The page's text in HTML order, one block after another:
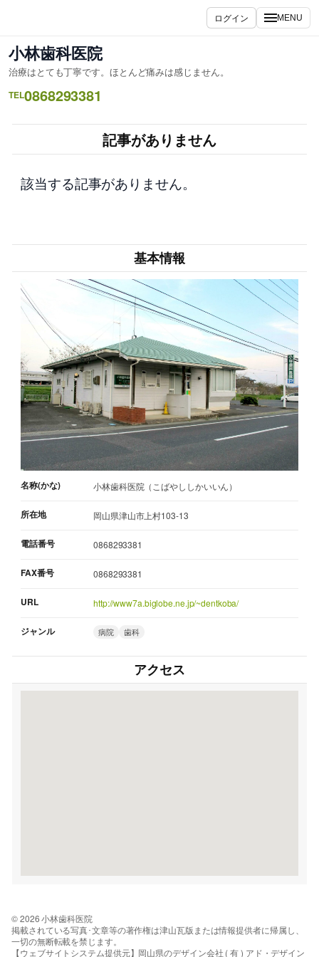
ス
キ
ッ
ログイン MENU
小林歯科医院
治療はとても丁寧です。ほとんど痛みは感じません。
TEL0868293381
記事がありません
該当する記事がありません。
基本情報
名称(かな) 小林歯科医院（こばやししかいいん）
所在地 岡山県津山市上村103-13
電話番号 0868293381
FAX番号 0868293381
URL http://www7a.biglobe.ne.jp/~dentkoba/
ジャンル 病院 歯科
アクセス
© 2026 小林歯科医院
掲載されている写真･文章等の著作権は津山瓦版または情報提供者に帰属し、
一切の無断転載を禁じます。
【ウェブサイトシステム提供元】岡山県のデザイン会社 ( 有 ) アド・デザイン